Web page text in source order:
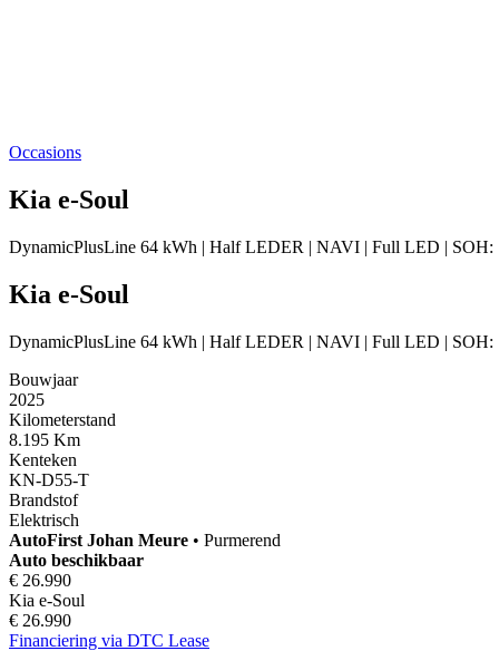
Occasions
Kia e-Soul
DynamicPlusLine 64 kWh | Half LEDER | NAVI | Full LED | SOH:
Kia e-Soul
DynamicPlusLine 64 kWh | Half LEDER | NAVI | Full LED | SOH:
Bouwjaar
2025
Kilometerstand
8.195 Km
Kenteken
KN-D55-T
Brandstof
Elektrisch
AutoFirst Johan Meure • Purmerend
Auto beschikbaar
€ 26.990
Kia e-Soul
€ 26.990
Financiering via DTC Lease